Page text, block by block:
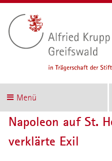
Menü
Napoleon auf St.
verklärte Exil